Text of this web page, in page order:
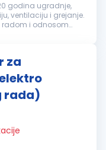
godina ugradnje,
ventilaciju i grejanje.
i odnosom
za
rada)